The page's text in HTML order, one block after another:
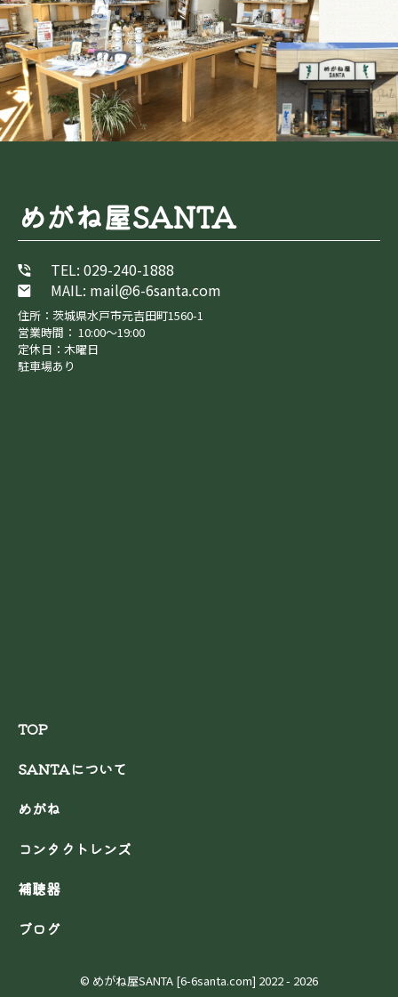
めがね屋SANTA
TEL: 029-240-1888
MAIL: mail@6-6santa.com
住所：茨城県水戸市元吉田町1560-1
営業時間： 10:00～19:00
定休日：木曜日
駐車場あり
TOP
SANTAについて
めがね
コンタクトレンズ
補聴器
ブログ
© めがね屋SANTA [6-6santa.com] 2022- 2026